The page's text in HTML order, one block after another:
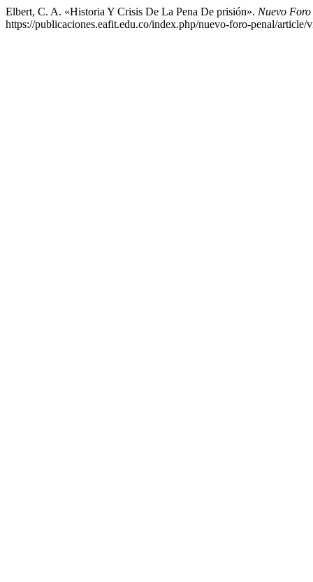
Elbert, C. A. «Historia Y Crisis De La Pena De prisión». Nuevo
https://publicaciones.eafit.edu.co/index.php/nuevo-foro-penal/article/